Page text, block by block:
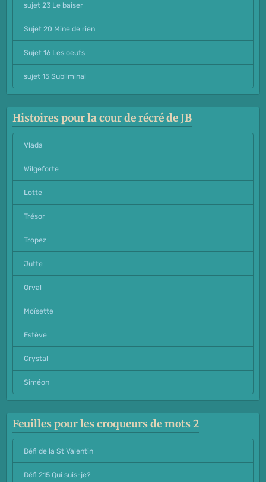
sujet 23 Le baiser
Sujet 20 Mine de rien
Sujet 16 Les oeufs
sujet 15 Subliminal
Histoires pour la cour de récré de JB
Vlada
Wilgeforte
Lotte
Trésor
Tropez
Jutte
Orval
Moïsette
Estève
Crystal
Siméon
Feuilles pour les croqueurs de mots 2
Défi de la St Valentin
Défi 215 Qui suis-je?